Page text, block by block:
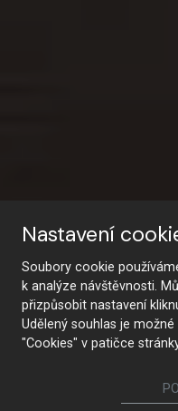
1926 -
Domov, který přetrvá
Jeden
Spolehlivý
Nastavení
Soubory cookie
k analýze návštěvnosti.
přizpůsobit nastavení
Udělený souhlas je
"Cookies" v patičce